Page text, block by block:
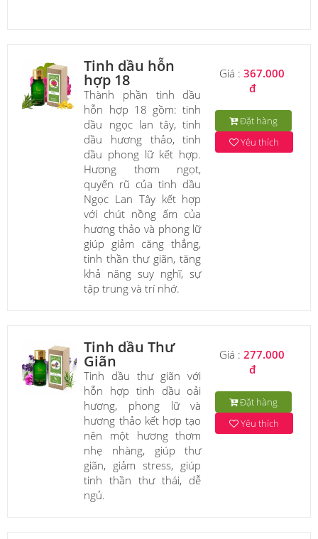
Tinh dầu hỗn
hợp 18
Thành phần tinh dầu
hỗn hợp 18 gồm: tinh
dầu ngọc lan tây, tinh
dầu hương thảo, tinh
dầu phong lữ kết hợp.
Hương thơm ngọt,
quyến rũ của tinh dầu
Ngọc Lan Tây kết hợp
với chút nồng ấm của
hương thảo và phong lữ
giúp giảm căng thẳng,
tinh thần thư giãn, tăng
khả năng suy nghĩ, sự
tập trung và trí nhớ.
Giá :367.000
đ
Đặt hàng
Yêu thích
Tinh dầu Thư
Giãn
Tinh dầu thư giãn với
hỗn hợp tinh dầu oải
hương, phong lữ và
hương thảo kết hợp tạo
nên một hương thơm
nhẹ nhàng, giúp thư
giãn, giảm stress, giúp
tinh thần thư thái, dễ
ngủ.
Giá :277.000
đ
Đặt hàng
Yêu thích